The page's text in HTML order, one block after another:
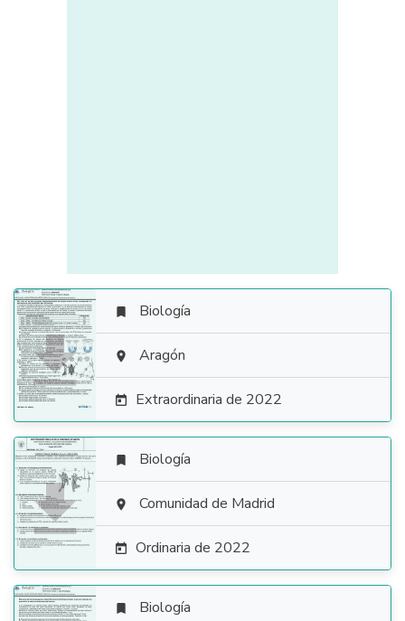

 Biología
 Aragón
 Extraordinaria de 2022

 Biología
 Comunidad de Madrid
 Ordinaria de 2022
 Biología